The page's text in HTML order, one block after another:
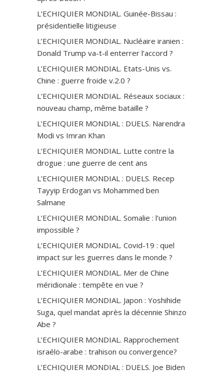
L’ECHIQUIER MONDIAL. Guinée-Bissau :
présidentielle litigieuse
L’ECHIQUIER MONDIAL. Nucléaire iranien :
Donald Trump va-t-il enterrer l’accord ?
L’ECHIQUIER MONDIAL. Etats-Unis vs.
Chine : guerre froide v.2.0 ?
L’ECHIQUIER MONDIAL. Réseaux sociaux :
nouveau champ, même bataille ?
L’ECHIQUIER MONDIAL : DUELS. Narendra
Modi vs Imran Khan
L’ECHIQUIER MONDIAL. Lutte contre la
drogue : une guerre de cent ans
L’ECHIQUIER MONDIAL : DUELS. Recep
Tayyip Erdogan vs Mohammed ben
Salmane
L’ECHIQUIER MONDIAL. Somalie : l’union
impossible ?
L’ECHIQUIER MONDIAL. Covid-19 : quel
impact sur les guerres dans le monde ?
L’ECHIQUIER MONDIAL. Mer de Chine
méridionale : tempête en vue ?
L’ECHIQUIER MONDIAL. Japon : Yoshihide
Suga, quel mandat après la décennie Shinzo
Abe ?
L’ECHIQUIER MONDIAL. Rapprochement
israélo-arabe : trahison ou convergence?
L’ECHIQUIER MONDIAL : DUELS. Joe Biden